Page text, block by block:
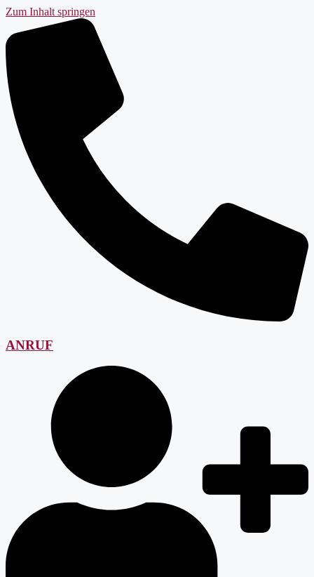
Zum Inhalt springen
ANRUF